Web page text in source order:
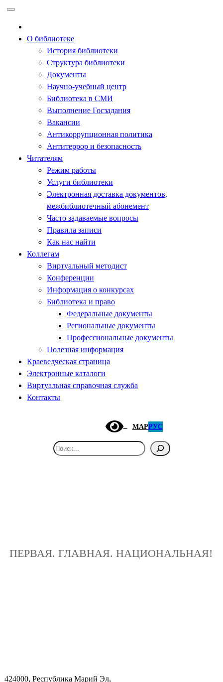
содержимому
О библиотеке
История библиотеки
Структура библиотеки
Документы
Научно-учебный центр
Библиотека в СМИ
Выполнение Госзадания
Вакансии
Антикоррупционная политика
Антитеррор и безопасность
Читателям
Режим работы
Услуги библиотеки
Электронная доставка документов,
межбиблиотечный абонемент
Часто задаваемые вопросы
Правила записи
Как нас найти
Коллегам
Виртуальный методист
Конференции
Информация о конкурсах
Библиотека и право
Федеральные документы
Региональные документы
Профессиональные документы
Полезная информация
Краеведческая страница
Электронные каталоги
Виртуальная справочная служба
Контакты
МАРРУС
Поиск
ПЕРВАЯ. ГЛАВНАЯ. НАЦИОНАЛЬНАЯ!
424000, Республика Марий Эл,